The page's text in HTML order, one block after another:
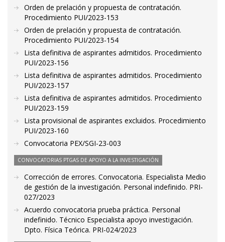
Orden de prelación y propuesta de contratación.
Procedimiento PUI/2023-153
Orden de prelación y propuesta de contratación.
Procedimiento PUI/2023-154
Lista definitiva de aspirantes admitidos. Procedimiento
PUI/2023-156
Lista definitiva de aspirantes admitidos. Procedimiento
PUI/2023-157
Lista definitiva de aspirantes admitidos. Procedimiento
PUI/2023-159
Lista provisional de aspirantes excluidos. Procedimiento
PUI/2023-160
Convocatoria PEX/SGI-23-003
CONVOCATORIAS PTGAS DE APOYO A LA INVESTIGACIÓN
Corrección de errores. Convocatoria. Especialista Medio
de gestión de la investigación. Personal indefinido. PRI-
027/2023
Acuerdo convocatoria prueba práctica. Personal
indefinido. Técnico Especialista apoyo investigación.
Dpto. Física Teórica. PRI-024/2023